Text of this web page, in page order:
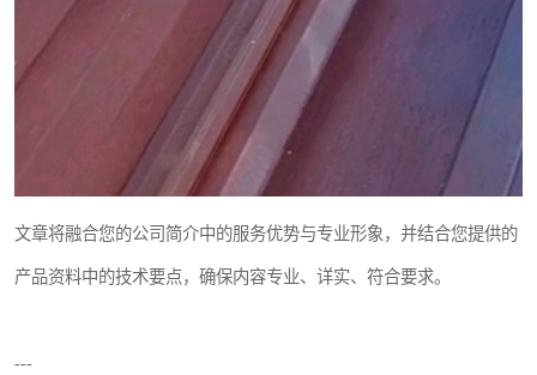
文章将融合您的公司简介中的服务优势与专业形象，并结合您提供的
产品资料中的技术要点，确保内容专业、详实、符合要求。
---